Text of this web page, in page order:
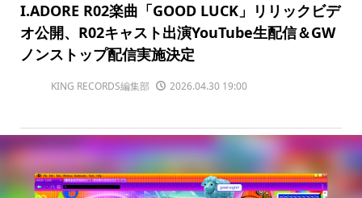
I.ADORE R02楽曲「GOOD LUCK」リリックビデ
オ公開、R02キャスト出演YouTube生配信＆GW
ノンストップ配信実施決定
KING RECORDS編集部 2026.04.30 19:00